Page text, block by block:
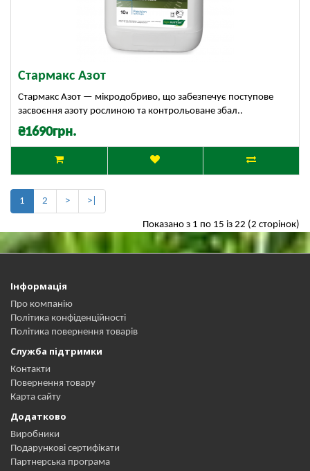
Стармакс Азот
Стармакс Азот — мікродобриво, що забезпечує поступове
засвоєння азоту рослиною та контрольоване збал..
₴1690грн.
1 2 > >|
Показано з 1 по 15 із 22 (2 сторінок)
Інформація
Про компанію
Політика конфіденційності
Політика повернення товарів
Служба підтримки
Контакти
Повернення товару
Карта сайту
Додатково
Виробники
Подарункові сертифікати
Партнерська програма